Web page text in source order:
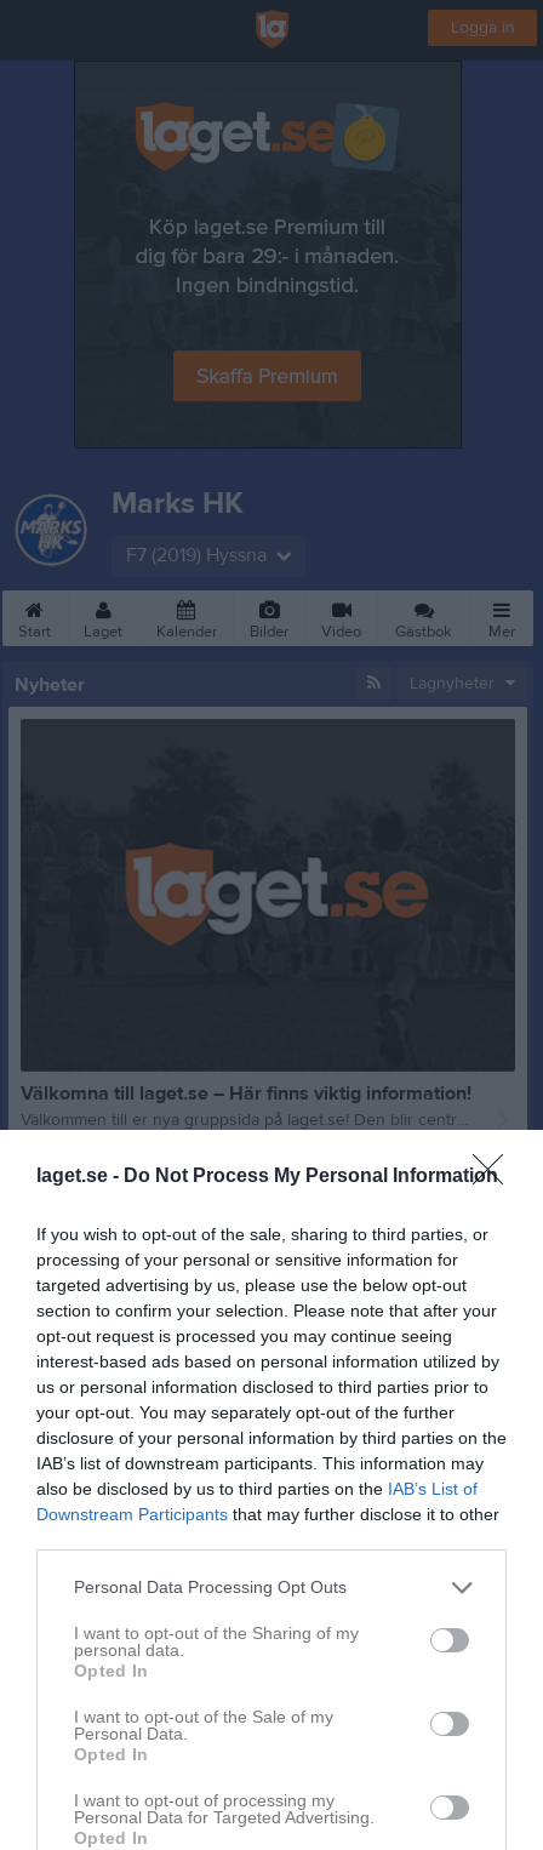
laget.se - Do Not Process My Personal Information
If you wish to opt-out of the sale, sharing to third parties, or
processing of your personal or sensitive information for
targeted advertising by us, please use the below opt-out
section to confirm your selection. Please note that after your
opt-out request is processed you may continue seeing
interest-based ads based on personal information utilized by
us or personal information disclosed to third parties prior to
your opt-out. You may separately opt-out of the further
disclosure of your personal information by third parties on the
IAB’s list of downstream participants. This information may
also be disclosed by us to third parties on the IAB’s List of
Downstream Participants that may further disclose it to other
Personal Data Processing Opt Outs
I want to opt-out of the Sharing of my
personal data.
Opted In
I want to opt-out of the Sale of my
Personal Data.
Opted In
I want to opt-out of processing my
Personal Data for Targeted Advertising.
Opted In
Logga in
Marks HK
F7 (2019) Hyssna
Start Laget Kalender Bilder Video Gästbok Mer
Nyheter Lagnyheter
Välkomna till laget.se – Här finns viktig information!
Välkommen till er nya gruppsida på laget.se! Den blir central i all kommunikation mellan aktiva, ledare, föräldrar och andra intresserade. För att komma igång direkt med en bra kommunikation i och omkring gruppen finns ett antal viktiga punkter för sidans administratör: • Logga in och lägga till alla aktiva och ledare under Medlemmar. • Fylla på kalendern med alla inplanerade aktiviteter. Matcher läggs till via Serier medan träningar och andra aktiviteter läggs till via Aktiviteter. • Skriv nyheter löpande och berätta om verksamheten. I takt med att nya nyheter läggs till kommer den här nyhetstexten att försvinna. Om någon i gruppen har frågor om laget.se är man alltid välkommen att kontakta vår support på support@laget.se eller 019-15 44 00. Varmt välkomna till laget.se!
25 jun
Partille Cup 2026
15 jun
Beachhandboll är igång
Senast uppladdade video